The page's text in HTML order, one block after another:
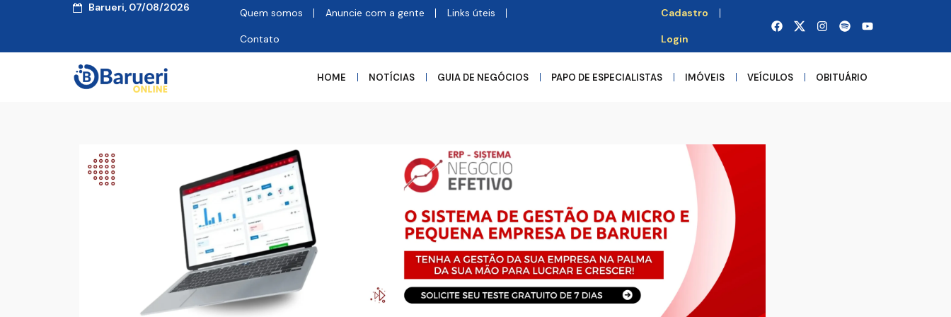
Barueri, 07/08/2026 Quem somos Anuncie com a gente Links úteis
Contato
Cadastro
Login
HOME NOTÍCIAS GUIA DE NEGÓCIOS PAPO DE ESPECIALISTAS IMÓVEIS VEÍCULOS OBITUÁRIO